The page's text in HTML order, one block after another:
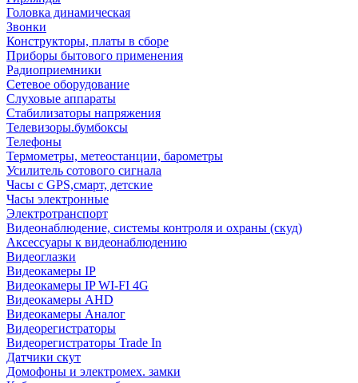
Головка динамическая
Звонки
Конструкторы, платы в сборе
Приборы бытового применения
Радиоприемники
Сетевое оборудование
Слуховые аппараты
Стабилизаторы напряжения
Телевизоры.бумбоксы
Телефоны
Термометры, метеостанции, барометры
Усилитель сотового сигнала
Часы с GPS,смарт, детские
Часы электронные
Электротранспорт
Видеонаблюдение, системы контроля и охраны (скуд)
Аксессуары к видеонаблюдению
Видеоглазки
Видеокамеры IP
Видеокамеры IP WI-FI 4G
Видеокамеры AHD
Видеокамеры Аналог
Видеорегистраторы
Видеорегистраторы Trade In
Датчики скут
Домофоны и электромех. замки